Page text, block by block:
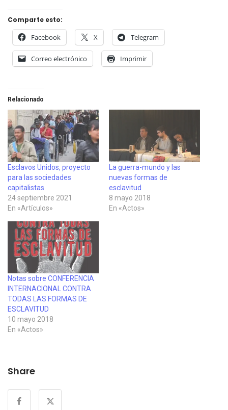
Comparte esto:
Facebook X Telegram
Correo electrónico Imprimir
Relacionado
Esclavos Unidos, proyecto
para las sociedades
capitalistas
24 septiembre 2021
En «Artículos»
La guerra-mundo y las
nuevas formas de
esclavitud
8 mayo 2018
En «Actos»
Notas sobre CONFERENCIA
INTERNACIONAL CONTRA
TODAS LAS FORMAS DE
ESCLAVITUD
10 mayo 2018
En «Actos»
Share